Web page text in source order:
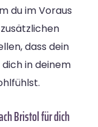
du im Voraus
dass dein
in deinem
Bristol für dich